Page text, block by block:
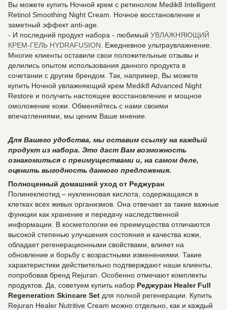
Вы можете купить Ночной крем с ретинолом Medik8 Intelligent
Retinol Smoothing Night Cream. Ночное восстановление и
заметный эффект anti-age.
- И последний продукт набора - любимый УВЛАЖНЯЮЩИЙ
КРЕМ-ГЕЛЬ HYDRAFUSION . Ежедневное ультраувлажнение.
Многие клиенты оставили свои положительные отзывы и
делились опытом использования данного продукта в
сочетании с другим брендом. Так, например, Вы можете
купить Ночной увлажняющий крем Medik8 Advanced Night
Restore и получить настоящее восстановление и мощное
омоложение кожи. Обменяйтесь с нами своими
впечатлениями, мы ценим Ваше мнение.
Для Вашего удобства, мы оставим ссылку на каждый
продукт из набора. Это даст Вам возможность
ознакомиться с преимуществами и, на самом деле,
оценить выгодность данного предложения.
Полноценный домашний уход от Реджуран
Полинеклеотид – нуклеиновая кислота, содержащаяся в
клетках всех живых организмов. Она отвечает за такие важные
функции как хранение и передачу наследственной
информации. В косметологии ее преимущества отличаются
высокой степенью улучшения состояния и качества кожи,
обладает регенерационными свойствами, влияет на
обновление и борьбу с возрастными изменениями. Такие
характеристики действительно подтверждают наши клиенты,
попробовав бренд Rejuran. Особенно отмечают комплекты
продуктов. Да, советуем купить набор Реджуран Healer Full
Regeneration Skincare Set для полной регенерации. Купить
Rejuran Healer Nutritive Cream можно отдельно, как и каждый